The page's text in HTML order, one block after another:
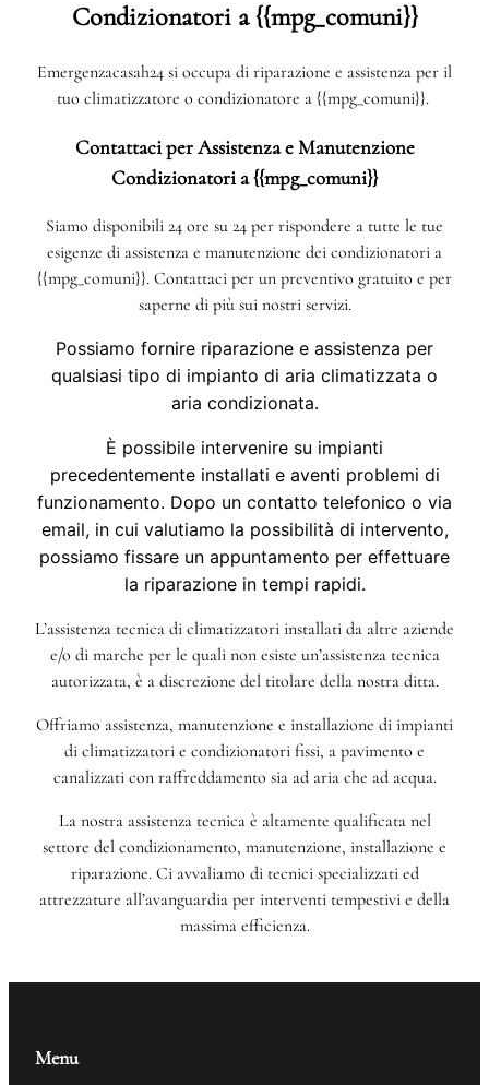
Condizionatori a {{mpg_comuni}}
Emergenzacasah24 si occupa di riparazione e assistenza per il
tuo climatizzatore o condizionatore a {{mpg_comuni}}.
Contattaci per Assistenza e Manutenzione
Condizionatori a {{mpg_comuni}}
Siamo disponibili 24 ore su 24 per rispondere a tutte le tue
esigenze di assistenza e manutenzione dei condizionatori a
{{mpg_comuni}}. Contattaci per un preventivo gratuito e per
saperne di più sui nostri servizi.
Possiamo fornire riparazione e assistenza per
qualsiasi tipo di impianto di aria climatizzata o
aria condizionata.
È possibile intervenire su impianti
precedentemente installati e aventi problemi di
funzionamento. Dopo un contatto telefonico o via
email, in cui valutiamo la possibilità di intervento,
possiamo fissare un appuntamento per effettuare
la riparazione in tempi rapidi.
L’assistenza tecnica di climatizzatori installati da altre aziende
e/o di marche per le quali non esiste un’assistenza tecnica
autorizzata, è a discrezione del titolare della nostra ditta.
Offriamo assistenza, manutenzione e installazione di impianti
di climatizzatori e condizionatori fissi, a pavimento e
canalizzati con raffreddamento sia ad aria che ad acqua.
La nostra assistenza tecnica è altamente qualificata nel
settore del condizionamento, manutenzione, installazione e
riparazione. Ci avvaliamo di tecnici specializzati ed
attrezzature all’avanguardia per interventi tempestivi e della
massima efficienza.
Menu